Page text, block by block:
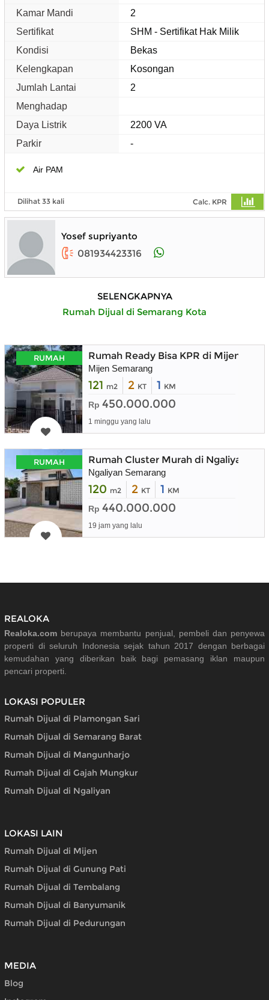
Kamar Mandi
2
Sertifikat
SHM - Sertifikat Hak Milik
Kondisi
Bekas
Kelengkapan
Kosongan
Jumlah Lantai
2
Menghadap
Daya Listrik
2200 VA
Parkir
-
Air PAM
Dilihat 33 kali Calc. KPR
Yosef supriyanto
081934423316
SELENGKAPNYA
Rumah Dijual di Semarang Kota
RUMAH Rumah Ready Bisa KPR di Mijen
Mijen Semarang
121 m2 2 KT 1 KM
Rp 450.000.000
1 minggu yang lalu
RUMAH Rumah Cluster Murah di Ngaliyan
Ngaliyan Semarang
120 m2 2 KT 1 KM
Rp 440.000.000
19 jam yang lalu
REALOKA
Realoka.com berupaya membantu penjual, pembeli dan penyewa
properti di seluruh Indonesia sejak tahun 2017 dengan berbagai
kemudahan yang diberikan baik bagi pemasang iklan maupun
pencari properti.
LOKASI POPULER
Rumah Dijual di Plamongan Sari
Rumah Dijual di Semarang Barat
Rumah Dijual di Mangunharjo
Rumah Dijual di Gajah Mungkur
Rumah Dijual di Ngaliyan
LOKASI LAIN
Rumah Dijual di Mijen
Rumah Dijual di Gunung Pati
Rumah Dijual di Tembalang
Rumah Dijual di Banyumanik
Rumah Dijual di Pedurungan
MEDIA
Blog